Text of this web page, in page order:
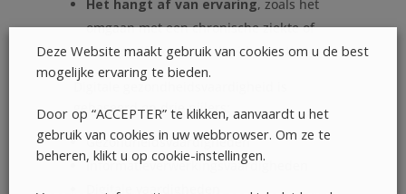
Het hangt af van ervaring, zoals het
omgaan met een chronische ziekte of
een specifieke gezondheidssituatie.
Digitale gezondheidsvaardigheid is
gebaseerd op drie pijlers:
Gezondheidsvaardigheden
Informatieverwerkingsvaardigheden
Digitale vaardigheden
Deze Website maakt gebruik van cookies om u de best
mogelijke ervaring te bieden.
Door op “ACCEPTER” te klikken, aanvaardt u het
gebruik van cookies in uw webbrowser. Om ze te
beheren, klikt u op cookie-instellingen.